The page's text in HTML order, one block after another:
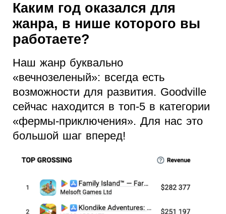
Каким год оказался для
жанра, в нише которого вы
работаете?
Наш жанр буквально
«вечнозелeный»: всегда есть
возможности для развития. Goodville
сейчас находится в топ-5 в категории
«фермы-приключения». Для нас это
большой шаг вперед!